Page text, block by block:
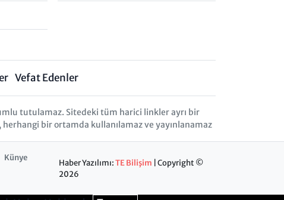
Vefat Edenler
tutulamaz. Sitedeki tüm harici linkler ayrı bir
herhangi bir ortamda kullanılamaz ve yayınlanamaz
Künye
Haber Yazılımı:TE Bilişim | Copyright ©
2026